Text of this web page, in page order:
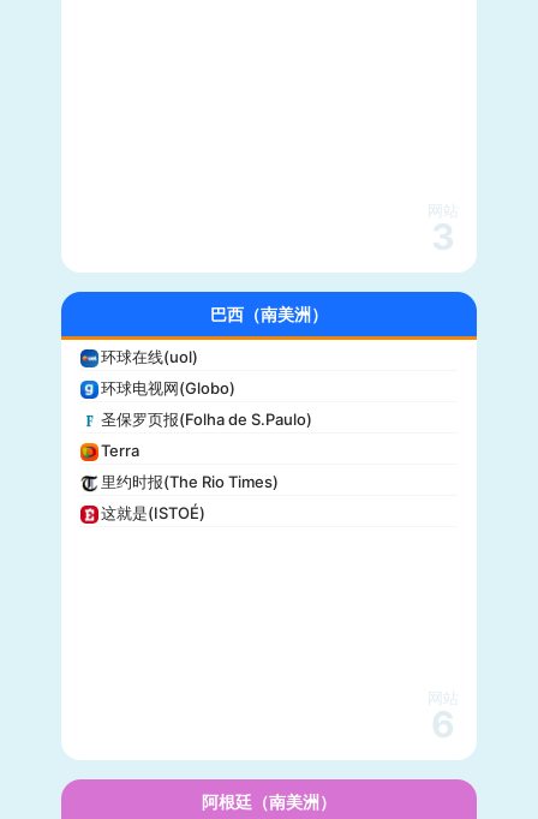
Vice
商业内幕(Business Insider)
iHeartRadio
纽约客(New Yorker)
娱乐周刊(Entertainment Weekly)
芝加哥论坛报(Chicago Tribune)
财富(Fortune)
纽约每日新闻(New York Daily News)
网站
3
巴西（南美洲）
环球在线(uol)
环球电视网(Globo)
圣保罗页报(Folha de S.Paulo)
Terra
里约时报(The Rio Times)
这就是(ISTOÉ)
网站
6
阿根廷（南美洲）